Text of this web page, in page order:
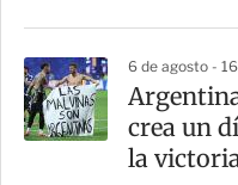
6 de agosto -
crea un
la